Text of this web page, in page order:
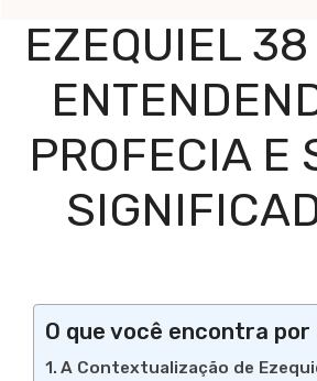
EZEQUIEL
PROFECIA E
O que você encontra por
A Contextualização de